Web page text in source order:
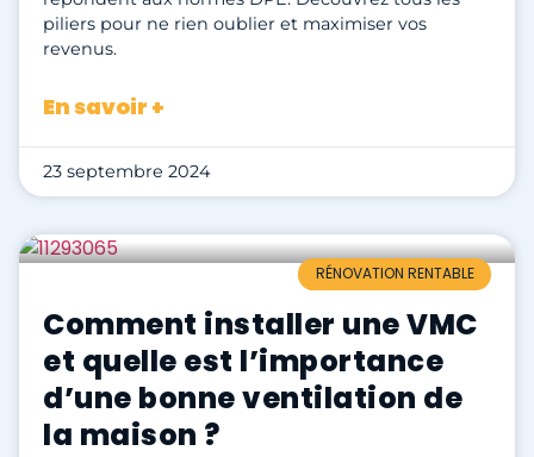
piliers pour ne rien oublier et maximiser vos
revenus.
En savoir +
23 septembre 2024
RÉNOVATION RENTABLE
Comment installer une VMC
et quelle est l’importance
d’une bonne ventilation de
la maison ?